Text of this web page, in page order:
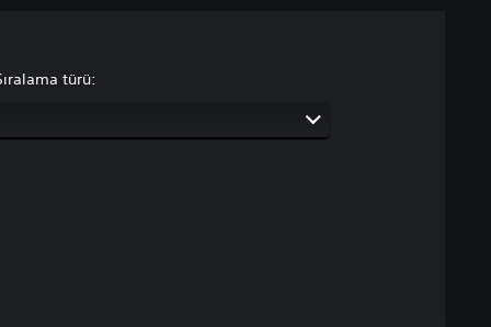
türü: